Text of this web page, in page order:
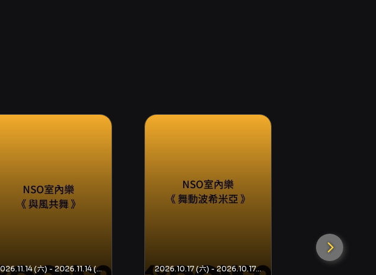
2026.11.14 (六) - 2026.11.14 (六) 2026.10.17 (六) - 2026.10.17 (六)